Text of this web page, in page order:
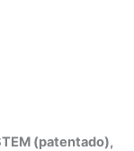
(patentado),